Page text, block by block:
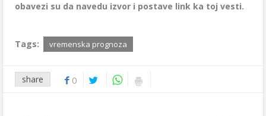
obavezi su da navedu izvor i postave link ka toj vesti.
Tags: vremenska prognoza
share 0